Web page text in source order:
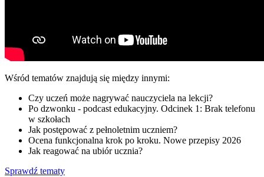
Wśród tematów znajdują się między innymi:
Czy uczeń może nagrywać nauczyciela na lekcji?
Po dzwonku - podcast edukacyjny. Odcinek 1: Brak telefonu
w szkołach
Jak postępować z pełnoletnim uczniem?
Ocena funkcjonalna krok po kroku. Nowe przepisy 2026
Jak reagować na ubiór ucznia?
Sprawdź tematy